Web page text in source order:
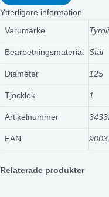
Ytterligare information
Varumärke
Bearbetningsmaterial Stål
Diameter 125
Tjocklek 1
Artikelnummer
EAN
Relaterade produkter